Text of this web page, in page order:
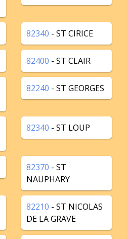
82340 - ST CIRICE
82400 - ST CLAIR
82240 - ST GEORGES
82340 - ST LOUP
82370 - ST
NAUPHARY
82210 - ST NICOLAS
DE LA GRAVE